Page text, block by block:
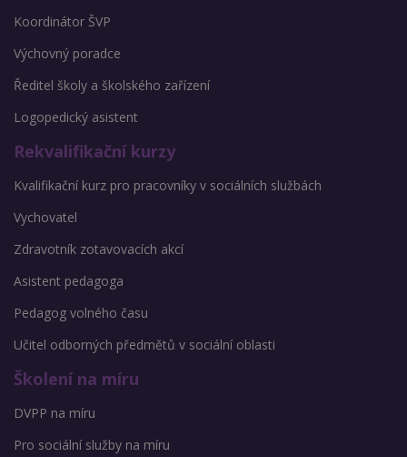
Koordinátor ŠVP
Výchovný poradce
Ředitel školy a školského zařízení
Logopedický asistent
Rekvalifikační kurzy
Kvalifikační kurz pro pracovníky v sociálních službách
Vychovatel
Zdravotník zotavovacích akcí
Asistent pedagoga
Pedagog volného času
Učitel odborných předmětů v sociální oblasti
Školení na míru
DVPP na míru
Pro sociální služby na míru